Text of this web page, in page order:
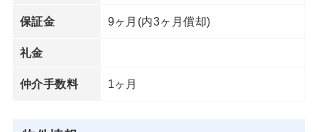
保証金 9ヶ月(内3ヶ月償却)
礼金
仲介手数料 1ヶ月